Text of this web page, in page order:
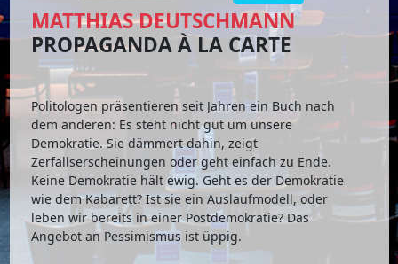
MATTHIAS DEUTSCHMANN
PROPAGANDA À LA CARTE
Politologen präsentieren seit Jahren ein Buch nach
dem anderen: Es steht nicht gut um unsere
Demokratie. Sie dämmert dahin, zeigt
Zerfallserscheinungen oder geht einfach zu Ende.
Keine Demokratie hält ewig. Geht es der Demokratie
wie dem Kabarett? Ist sie ein Auslaufmodell, oder
leben wir bereits in einer Postdemokratie? Das
Angebot an Pessimismus ist üppig.